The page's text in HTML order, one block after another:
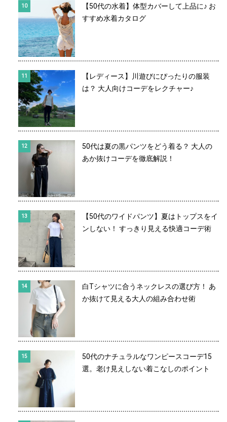
【50代の水着】体型カバーして上品に♪ お
すすめ水着カタログ
【レディース】川遊びにぴったりの服装
は？ 大人向けコーデをレクチャー♪
50代は夏の黒パンツをどう着る？ 大人の
あか抜けコーデを徹底解説！
【50代のワイドパンツ】夏はトップスをイ
ンしない！ すっきり見える快適コーデ術
白Tシャツに合うネックレスの選び方！ あ
か抜けて見える大人の組み合わせ術
50代のナチュラルなワンピースコーデ15
選。老け見えしない着こなしのポイント